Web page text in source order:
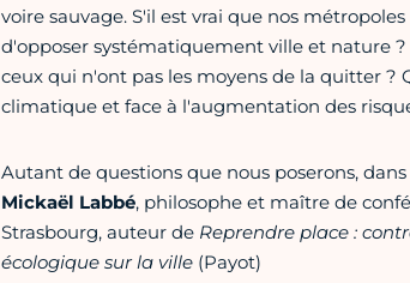
voire sauvage. S'il est vrai que nos
d'opposer systématiquement ville et nature
ceux qui n'ont pas les moyens de la quitter ?
climatique et face à l'augmentation des
Autant de questions que nous poserons,
Mickaël Labbé, philosophe et maître de
Strasbourg, auteur de Reprendre place :
écologique sur la ville(Payot)